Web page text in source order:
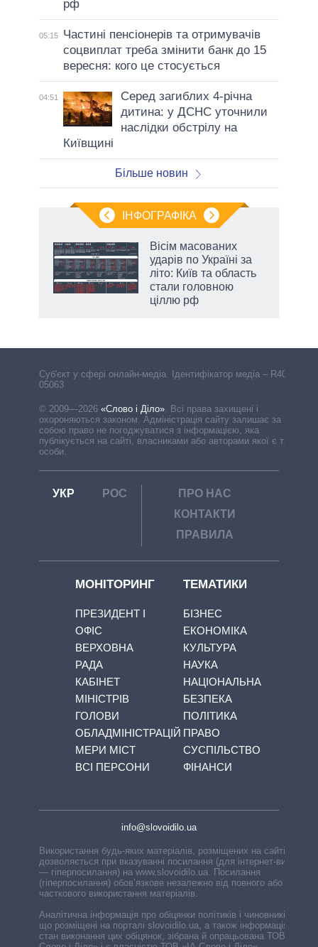
рф
05:15
Частині пенсіонерів та отримувачів
соцвиплат треба змінити банк до 15
вересня: кого це стосується
04:51
Серед загиблих 4-річна
дитина: у ДСНС уточнили
наслідки обстрілу на
Київщині
Більше новин
ІНФОГРАФІКА
Вісім масованих
ударів по Україні за
літо: Київ та область
стали головною
ціллю рф
Cуб'єкт у сфері онлайн-медіа. Ідентифікатор медіа – R40-
05063
© 2009—2026 «Слово і Діло». Всі права захищені і
охороняються законом. Адміністрація сайту залишає за
собою право не погоджуватися з інформацією, яка
публікується на сайті, власниками або авторами якої є треті
особи.
УКР РОС
ПРО НАС
КОНТАКТИ
ПРАВИЛА
МОНІТОРИНГ
ПРЕЗИДЕНТ І
ОФІС
ВЕРХОВНА
РАДА
КАБІНЕТ
МІНІСТРІВ
ГОЛОВИ
ОБЛАДМІНІСТРАЦІЙ
МЕРИ МІСТ
ВСІ ПЕРСОНИ
ТЕМАТИКИ
БІЗНЕС
ЕКОНОМІКА
КУЛЬТУРА
НАУКА
НАЦІОНАЛЬНА
БЕЗПЕКА
ПОЛІТИКА
ПРАВО
СУСПІЛЬСТВО
ФІНАНСИ
info@slovoidilo.ua
Використання будь-яких матеріалів, розміщених на сайті,
дозволяється при вказуванні посилання (для інтернет-видань
— гіперпосилання) на www.slovoidilo.ua. Посилання
(гіперпосилання) обов’язкове незалежно від повного або
часткового використання матеріалів.
Аналітична інформація про обіцянки політиків і чиновників,
що розміщені на порталі slovoidilo.ua, а також інформація про
стан виконання цих обіцянок, зібрана й опрацьована ТОВ «ІА